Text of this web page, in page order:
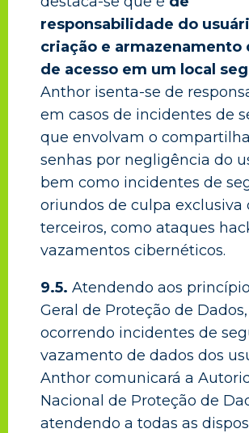
responsabilidade do
criação e armazenamento
de acesso em um local
Anthor isenta-se de
em casos de incidentes de
que envolvam o
senhas por negligência do
bem como incidentes de
oriundos de culpa exclusiva
terceiros, como ataques
vazamentos cibernéticos.
9.5. Atendendo aos
Geral de Proteção de Dados,
ocorrendo incidentes de
vazamento de dados dos
Anthor comunicará a
Nacional de Proteção de
atendendo a todas as